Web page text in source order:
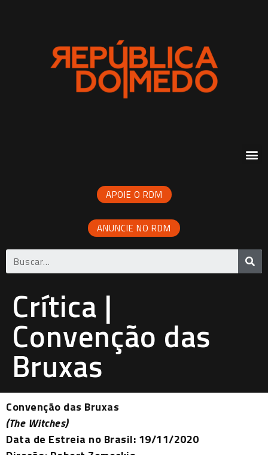
APOIE O RDM
ANUNCIE NO RDM
Crítica |
Convenção das
Bruxas
Convenção das Bruxas
(The Witches)
Data de Estreia no Brasil: 19/11/2020